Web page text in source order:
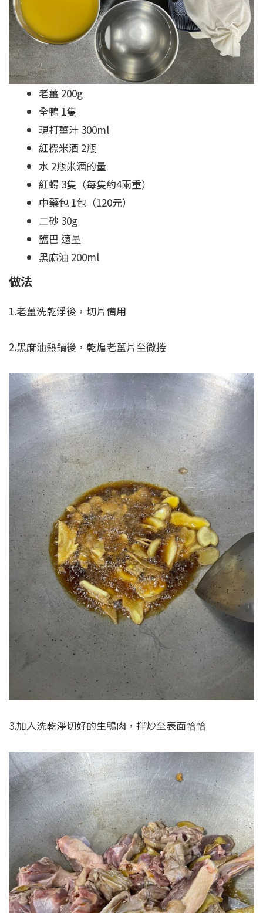
老薑 200g
全鴨 1隻
現打薑汁 300ml
紅標米酒 2瓶
水 2瓶米酒的量
紅蟳 3隻（每隻約4兩重）
中藥包 1包（120元）
二砂 30g
鹽巴 適量
黑麻油 200ml
做法
1.老薑洗乾淨後，切片備用
2.黑麻油熱鍋後，乾煸老薑片至微捲
3.加入洗乾淨切好的生鴨肉，拌炒至表面恰恰